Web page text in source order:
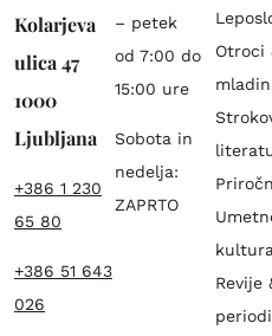
Kolarjeva
ulica 47
1000
Ljubljana
+386 1 230
65 80
+386 51 643
026
– petek
od 7:00 do
15:00 ure
Sobota in
nedelja:
ZAPRTO
Otroci
kultura
Revije